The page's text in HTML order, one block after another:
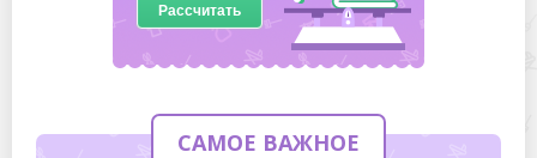
Рассчитать
САМОЕ ВАЖНОЕ